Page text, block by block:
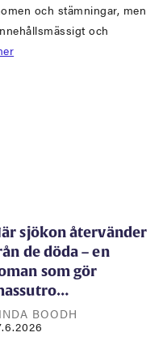
och stämningar, men
och
sjökon återvänder
de döda – en
som gör
BOODH